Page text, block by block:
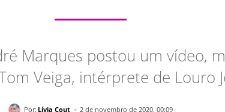
Marques postou um vídeo,
Veiga, intérprete de Louro
Por: Lívia Cout - 2 de novembro de 2020, 00:09